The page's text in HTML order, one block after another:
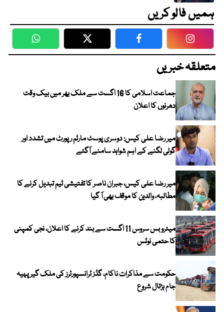
ہمیں فالو کریں
WhatsApp Twitter Facebook
متعلقہ خبریں
جماعت اسلامی کا 16 اگست سے ملک بھر میں بیک وقت
دھرنوں کا اعلان
میر رضا علی کیس: دوسری پوسٹ مارٹم رپورٹ میں تشدد اور
گولی لگنے کے اہم شواہد سامنے آگئے
میر رضا علی کیس، جبران ناصر کا تفتیشی ٹیم تبدیل کرنے کا
مطالبہ، والدین کا موقف بھی آ گیا
میٹرو بس سروس 11 اگست سے بند کرنے کا اعلان، نجی کمپنی
کا حتمی نوٹس
حکومت سے مذاکرات ناکام، گڈز ٹرانسپورٹرز کی ملک گیر پہیہ
جام ہڑتال شروع